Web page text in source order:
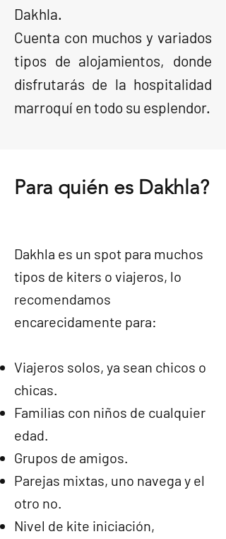
Dakhla.
Cuenta con muchos y variados
tipos de alojamientos, donde
disfrutarás de la hospitalidad
marroquí en todo su esplendor.
Para quién es Dakhla?
Dakhla es un spot para muchos
tipos de kiters o viajeros, lo
recomendamos
encarecidamente para:
Viajeros solos, ya sean chicos o
chicas.
Familias con niños de cualquier
edad.
Grupos de amigos.
Parejas mixtas, uno navega y el
otro no.
Nivel de kite iniciación,